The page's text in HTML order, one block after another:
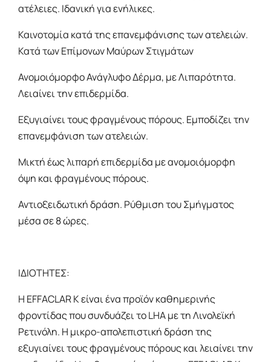
ατέλειες. Ιδανική για ενήλικες.
Καινοτομία κατά της επανεμφάνισης των ατελειών.
Κατά των Επίμονων Μαύρων Στιγμάτων
Ανομοιόμορφο Ανάγλυφο Δέρμα, με Λιπαρότητα.
Λειαίνει την επιδερμίδα.
Εξυγιαίνει τους φραγμένους πόρους. Εμποδίζει την
επανεμφάνιση των ατελειών.
Μικτή έως λιπαρή επιδερμίδα με ανομοιόμορφη
όψη και φραγμένους πόρους.
Αντιοξειδωτική δράση. Ρύθμιση του Σμήγματος
μέσα σε 8 ώρες.
ΙΔΙΟΤΗΤΕΣ:
Η EFFACLAR K είναι ένα προϊόν καθημερινής
φροντίδας που συνδυάζει το LHA με τη Λινολεϊκή
Ρετινόλη. Η μικρο-απολεπιστική δράση της
εξυγιαίνει τους φραγμένους πόρους και λειαίνει την